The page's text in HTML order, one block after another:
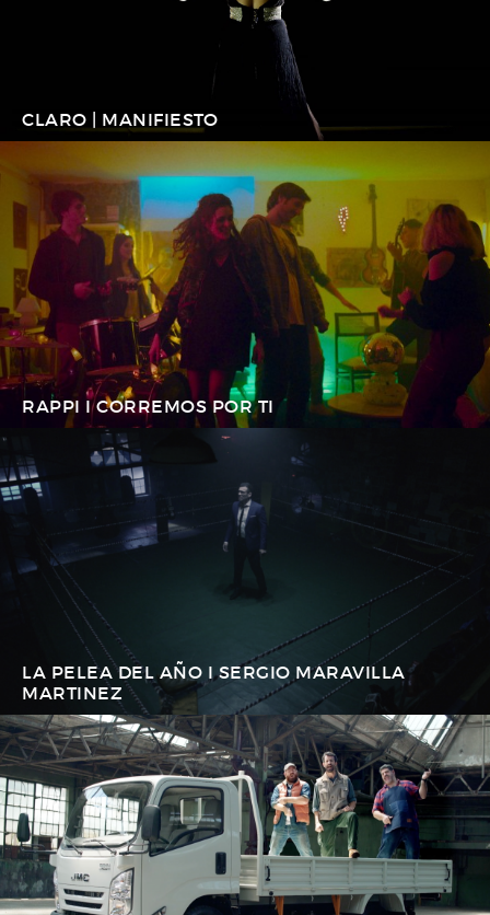
CLARO | MANIFIESTO
RAPPI I CORREMOS POR TI
LA PELEA DEL AÑO I SERGIO MARAVILLA
MARTINEZ